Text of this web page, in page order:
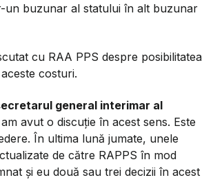
un buzunar al statului în alt buzunar
cu RAA PPS despre posibilitatea
costuri.
general interimar al
avut o discuție în acest sens. Este
În ultima lună jumate, unele
de către RAPPS în mod
și eu două sau trei decizii în acest